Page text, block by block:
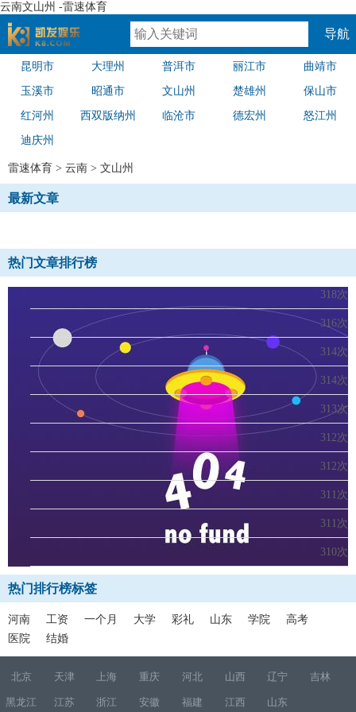
云南文山州 -雷速体育
速体育
导航
昆明市 大理州 普洱市 丽江市 曲靖市
玉溪市 昭通市 文山州 楚雄州 保山市
红河州 西双版纳州 临沧市 德宏州 怒江州
迪庆州
雷速体育 > 云南 > 文山州
最新文章
热门文章排行榜
318次
316次
314次
314次
313次
312次
312次
311次
311次
310次
热门排行榜标签
河南 工资 一个月 大学 彩礼 山东 学院
高考
医院
结婚
北京 天津 上海 重庆 河北 山西 辽宁 吉林
黑龙江 江苏 浙江 安徽 福建 江西 山东